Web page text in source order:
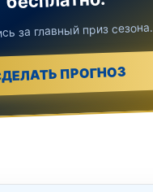
за главный приз сезона.
ПРОГНОЗ